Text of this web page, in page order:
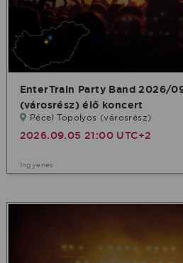
EnterTrain Party Band 2026/
(városrész) élő koncert
Pécel Topolyos (városrész)
2026.09.05 21:00 UTC+2
Ingyenes